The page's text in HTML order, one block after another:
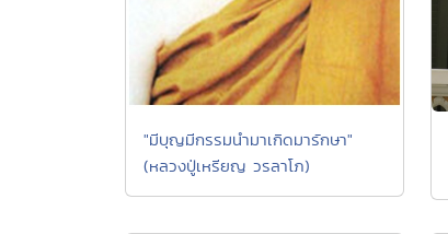
"มีบุญมีกรรมนำมาเกิดมารักษา"
(หลวงปู่เหรียญ วรลาโภ)